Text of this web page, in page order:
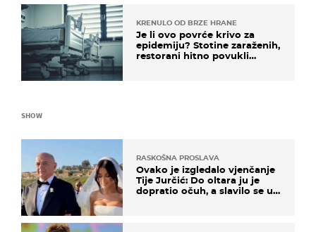
KRENULO OD BRZE HRANE
Je li ovo povrće krivo za
epidemiju? Stotine zaraženih,
restorani hitno povukli
SHOW
RASKOŠNA PROSLAVA
Ovako je izgledalo vjenčanje
Tije Jurčić: Do oltara ju je
dopratio očuh, a slavilo se uz